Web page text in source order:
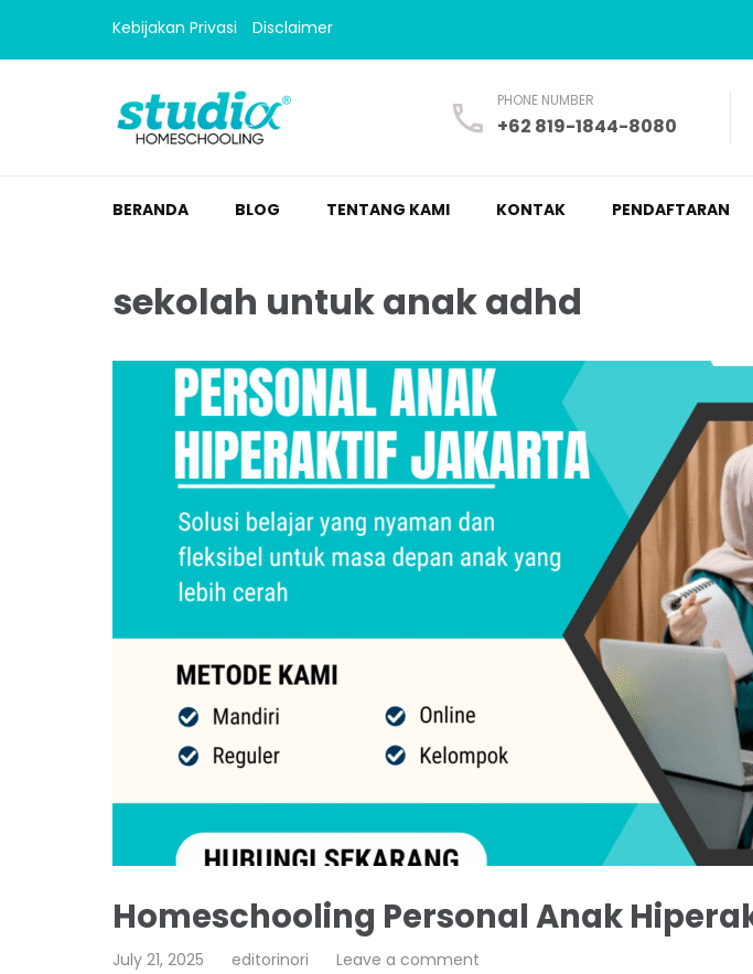
Kebijakan Privasi Disclaimer
PHONE NUMBER
+62 819-1844-8080
BERANDA BLOG TENTANG KAMI KONTAK PENDAFTARAN
sekolah untuk anak adhd
Homeschooling Personal Anak
July 21, 2025 editorinori Leave a comment